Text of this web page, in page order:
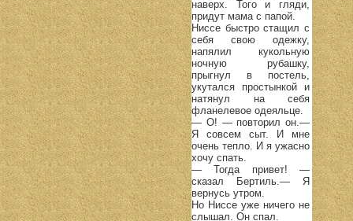
наверх. Того и гляди,
придут мама с папой.
Ниссе быстро стащил с
себя свою одежку,
напялил кукольную
ночную рубашку,
прыгнул в постель,
укутался простынкой и
натянул на себя
фланелевое одеяльце.
— О! — повторил он.—
Я совсем сыт. И мне
очень тепло. И я ужасно
хочу спать.
— Тогда привет! —
сказал Бертиль.— Я
вернусь утром.
Но Ниссе уже ничего не
слышал. Он спал.